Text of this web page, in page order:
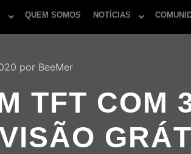
QUEM SOMOS NOTÍCIAS
por BeeMer
TFT COM